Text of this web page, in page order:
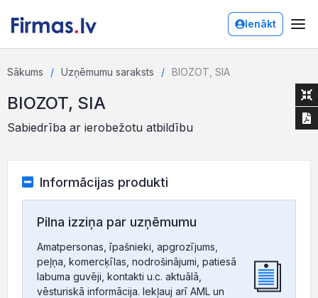
Ienākt
Sākums Uzņēmumu saraksts BIOZOT, SIA
BIOZOT, SIA
Sabiedrība ar ierobežotu atbildību
Informācijas produkti
Pilna izziņa par uzņēmumu
Amatpersonas, īpašnieki, apgrozījums,
peļņa, komercķīlas, nodrošinājumi, patiesā
labuma guvēji, kontakti u.c. aktuālā,
vēsturiskā informācija. Iekļauj arī AML un